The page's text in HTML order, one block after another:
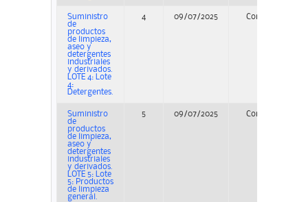
Suministro
de
productos
de limpieza,
aseo y
detergentes
industriales
y derivados.
LOTE 4: Lote
4:
Detergentes.
4 09/07/2025 Concurso
Suministro
de
productos
de limpieza,
aseo y
detergentes
industriales
y derivados.
LOTE 5: Lote
5: Productos
de limpieza
general.
5 09/07/2025 Concurso